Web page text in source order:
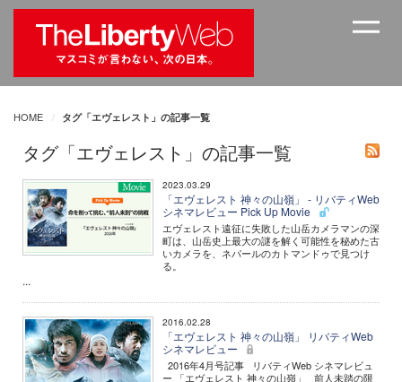
HOME タグ「エヴェレスト」の記事一覧
タグ「エヴェレスト」の記事一覧
2023.03.29
「エヴェレスト 神々の山嶺」 - リバティWeb
シネマレビュー Pick Up Movie
エヴェレスト遠征に失敗した山岳カメラマンの深
町は、山岳史上最大の謎を解く可能性を秘めた古
いカメラを、ネパールのカトマンドゥで見つけ
る。
...
2016.02.28
「エヴェレスト 神々の山嶺」 リバティWeb
シネマレビュー
2016年4月号記事 リバティWeb シネマレビュ
ー 「エヴェレスト 神々の山嶺」 前人未踏の限